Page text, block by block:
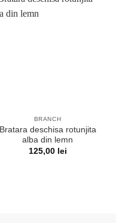
BRANCH
Bratara deschisa rotunjita
alba din lemn
125,00 lei